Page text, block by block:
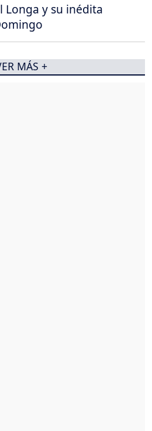
Longa y su inédita
MÁS +